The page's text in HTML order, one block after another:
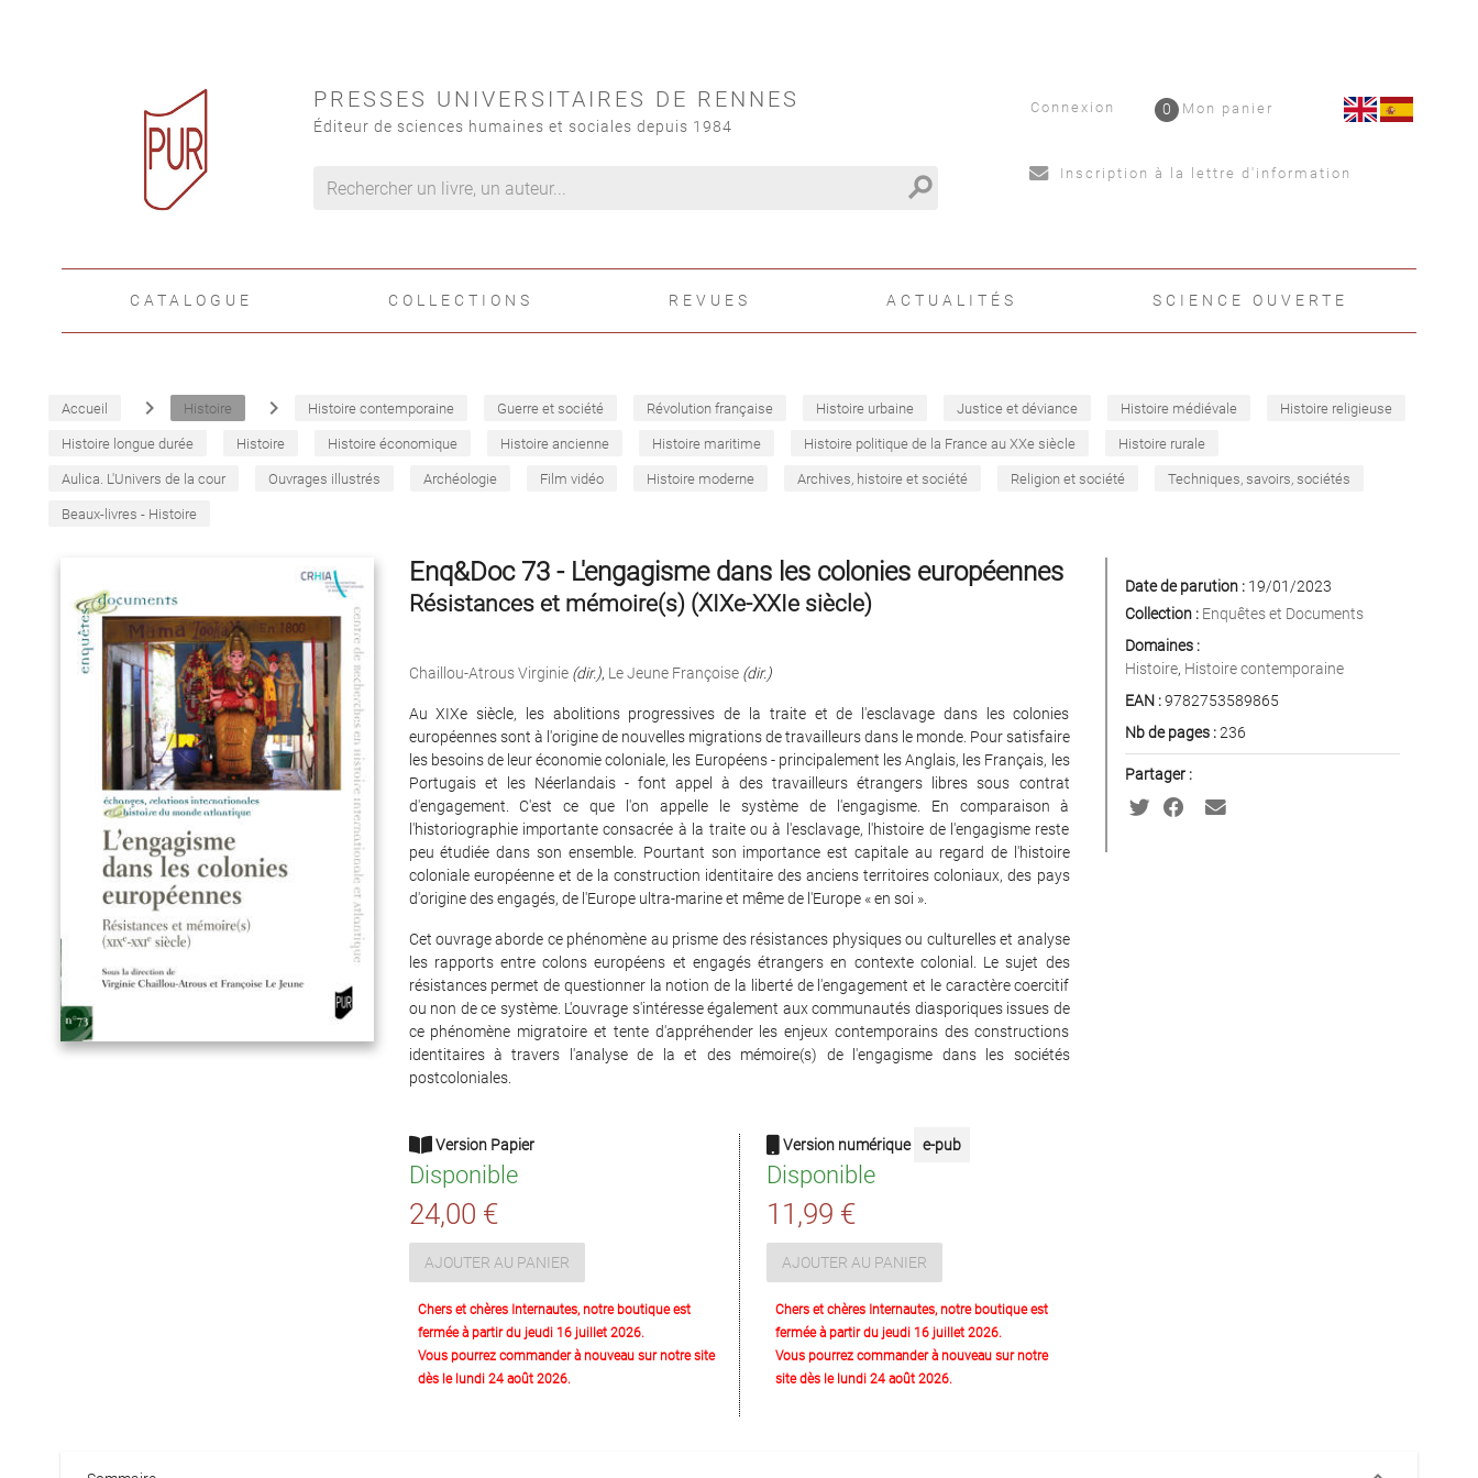
PRESSES UNIVERSITAIRES DE RENNES
Éditeur de sciences humaines et sociales depuis 1984
search
Connexion Mon panier
0
Inscription à la lettre d'information
CATALOGUE COLLECTIONS REVUES ACTUALITÉS SCIENCE OUVERTE
Accueil navigate_next Histoire navigate_next Histoire contemporaine Guerre et société Révolution française Histoire urbaine Justice et déviance Histoire médiévale Histoire religieuse
Histoire longue durée Histoire Histoire économique Histoire ancienne Histoire maritime Histoire politique de la France au XXe siècle Histoire rurale
Aulica. L'Univers de la cour Ouvrages illustrés Archéologie Film vidéo Histoire moderne Archives, histoire et société Religion et société Techniques, savoirs, sociétés
Beaux-livres - Histoire
Enq&Doc 73 - L'engagisme dans les colonies européennes
Résistances et mémoire(s) (XIXe-XXIe siècle)
Chaillou-Atrous Virginie (dir.), Le Jeune Françoise (dir.)
Au XIXe siècle, les abolitions progressives de la traite et de l'esclavage dans les colonies
européennes sont à l'origine de nouvelles migrations de travailleurs dans le monde. Pour satisfaire
les besoins de leur économie coloniale, les Européens - principalement les Anglais, les Français, les
Portugais et les Néerlandais - font appel à des travailleurs étrangers libres sous contrat
d'engagement. C'est ce que l'on appelle le système de l'engagisme. En comparaison à
l'historiographie importante consacrée à la traite ou à l'esclavage, l'histoire de l'engagisme reste
peu étudiée dans son ensemble. Pourtant son importance est capitale au regard de l'histoire
coloniale européenne et de la construction identitaire des anciens territoires coloniaux, des pays
d'origine des engagés, de l'Europe ultra-marine et même de l'Europe « en soi ».
Cet ouvrage aborde ce phénomène au prisme des résistances physiques ou culturelles et analyse
les rapports entre colons européens et engagés étrangers en contexte colonial. Le sujet des
résistances permet de questionner la notion de la liberté de l'engagement et le caractère coercitif
ou non de ce système. L'ouvrage s'intéresse également aux communautés diasporiques issues de
ce phénomène migratoire et tente d'appréhender les enjeux contemporains des constructions
identitaires à travers l'analyse de la et des mémoire(s) de l'engagisme dans les sociétés
postcoloniales.
Version Papier
Disponible
24,00 €
AJOUTER AU PANIER
Chers et chères Internautes, notre boutique est
fermée à partir du jeudi 16 juillet 2026.
Vous pourrez commander à nouveau sur notre site
dès le lundi 24 août 2026.
Version numérique e-pub
Disponible
11,99 €
AJOUTER AU PANIER
Chers et chères Internautes, notre boutique est
fermée à partir du jeudi 16 juillet 2026.
Vous pourrez commander à nouveau sur notre
site dès le lundi 24 août 2026.
Date de parution :19/01/2023
Collection : Enquêtes et Documents
Domaines :
Histoire, Histoire contemporaine
EAN :9782753589865
Nb de pages :236
Partager :